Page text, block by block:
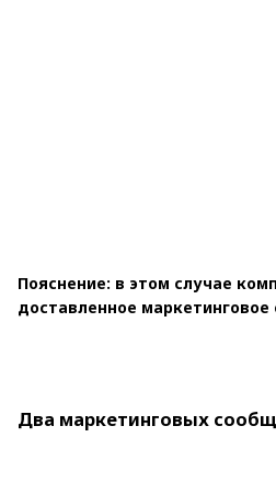
Пояснение: в этом случае
доставленное маркетинговое
Два маркетинговых